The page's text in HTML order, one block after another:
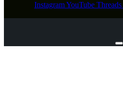
InstagramYouTube Threads